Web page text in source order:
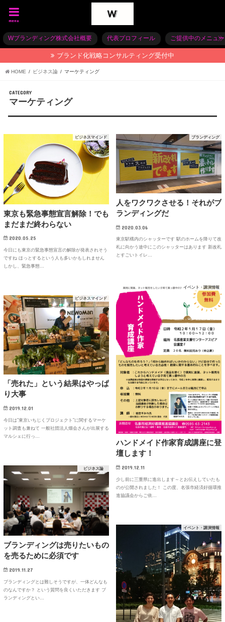
menu
Wブランディング株式会社概要 代表プロフィール ご提供中のメニュー
ブランド化戦略コンサルティング受付中
HOME ビジネス論 マーケティング
CATEGORY
マーケティング
ビジネスマインド
東京も緊急事態宣言解除！でも
まだまだ終わらない
2020.05.25
今日にも東京の緊急事態宣言の解除が発表されそう
ですね ほっとするという人も多いかもしれません
しかし、緊急事態…
ブランディング
人をワクワクさせる！それがブ
ランディングだ
2020.03.06
東京駅構内のシャッターです 駅のホームを降りて改
札に向かう途中にこのシャッターはあります 新改札
とすごいトイレ…
イベント・講演情報
ハンドメイド作家育成講座に登
壇します！
2019.12.11
少し前に三重県に進出します～とお伝えしていたも
のが公開されました！ この度、名張市経済好循環推
進協議会からご依…
ビジネスマインド
「売れた」という結果はやっぱ
り大事
2019.12.01
今日は”東京いちじくプロジェクト”に関するマーケ
ット調査も兼ねて 一般社団法人畑会さんが出展する
マルシェに行っ…
ビジネス論
ブランディングは売りたいもの
を売るために必須です
2019.11.27
ブランディングとは難しそうですが、一体どんなも
のなんですか？ という質問を良くいただきます ブ
ランディングとい…
イベント・講演情報